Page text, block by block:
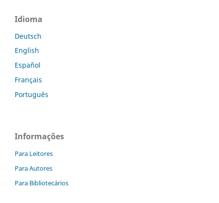
Idioma
Deutsch
English
Español
Français
Português
Informações
Para Leitores
Para Autores
Para Bibliotecários